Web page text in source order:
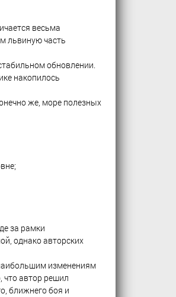
весьма
львиную часть
обновлении.
накопилось
же, море полезных
за рамки
однако авторских
изменениям
что автор решил
ближнего боя и